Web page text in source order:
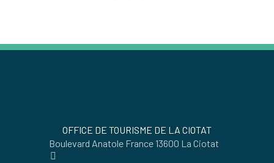
OFFICE DE TOURISME DE LA CIOTAT
Boulevard Anatole France 13600 La Ciotat